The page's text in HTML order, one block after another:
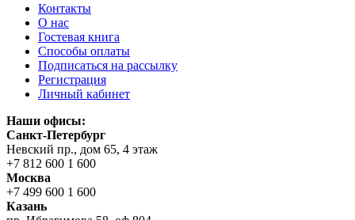
Контакты
О нас
Гостевая книга
Способы оплаты
Подписаться на рассылку
Регистрация
Личный кабинет
Наши офисы:
Санкт-Петербург
Невский пр., дом 65, 4 этаж
+7 812 600 1 600
Москва
+7 499 600 1 600
Казань